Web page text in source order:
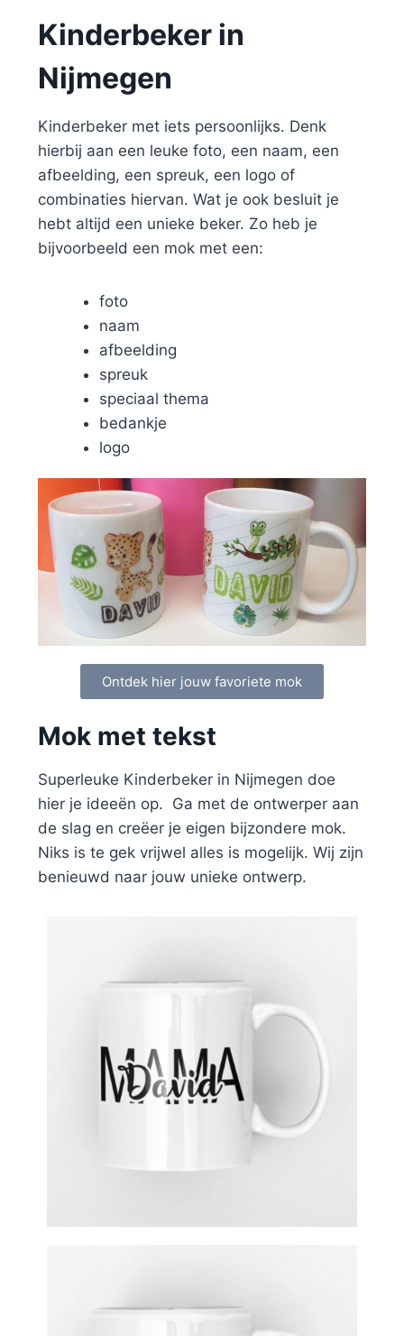
Kinderbeker in
Nijmegen
Kinderbeker met iets persoonlijks. Denk
hierbij aan een leuke foto, een naam, een
afbeelding, een spreuk, een logo of
combinaties hiervan. Wat je ook besluit je
hebt altijd een unieke beker. Zo heb je
bijvoorbeeld een mok met een:
foto
naam
afbeelding
spreuk
speciaal thema
bedankje
logo
Ontdek hier jouw favoriete mok
Mok met tekst
Superleuke Kinderbeker in Nijmegen doe
hier je ideeën op. Ga met de ontwerper aan
de slag en creëer je eigen bijzondere mok.
Niks is te gek vrijwel alles is mogelijk. Wij zijn
benieuwd naar jouw unieke ontwerp.